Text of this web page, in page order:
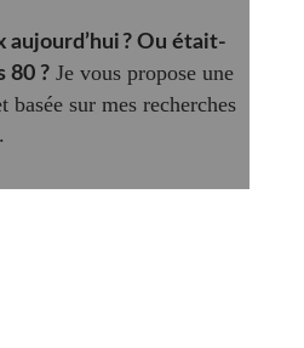
aujourd’hui ? Ou était-
80 ?Je vous propose une
sur mes recherches